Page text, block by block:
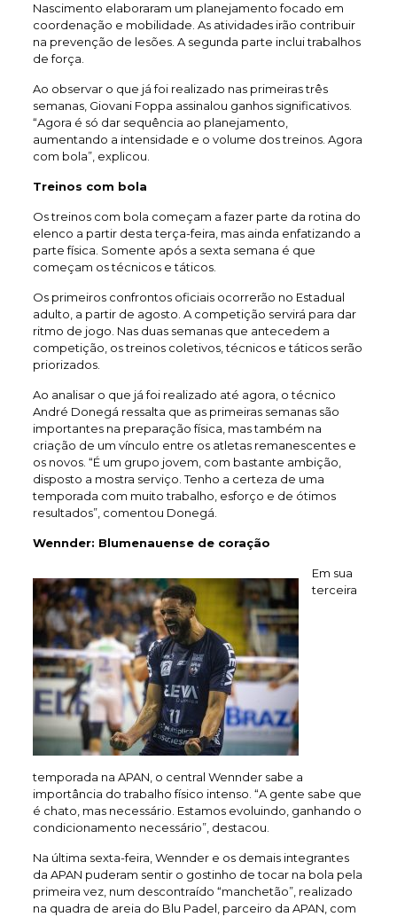
Nascimento elaboraram um planejamento focado em
coordenação e mobilidade. As atividades irão contribuir
na prevenção de lesões. A segunda parte inclui trabalhos
de força.
Ao observar o que já foi realizado nas primeiras três
semanas, Giovani Foppa assinalou ganhos significativos.
“Agora é só dar sequência ao planejamento,
aumentando a intensidade e o volume dos treinos. Agora
com bola”, explicou.
Treinos com bola
Os treinos com bola começam a fazer parte da rotina do
elenco a partir desta terça-feira, mas ainda enfatizando a
parte física. Somente após a sexta semana é que
começam os técnicos e táticos.
Os primeiros confrontos oficiais ocorrerão no Estadual
adulto, a partir de agosto. A competição servirá para dar
ritmo de jogo. Nas duas semanas que antecedem a
competição, os treinos coletivos, técnicos e táticos serão
priorizados.
Ao analisar o que já foi realizado até agora, o técnico
André Donegá ressalta que as primeiras semanas são
importantes na preparação física, mas também na
criação de um vínculo entre os atletas remanescentes e
os novos. “É um grupo jovem, com bastante ambição,
disposto a mostra serviço. Tenho a certeza de uma
temporada com muito trabalho, esforço e de ótimos
resultados”, comentou Donegá.
Wennder: Blumenauense de coração
Em sua
terceira
temporada na APAN, o central Wennder sabe a
importância do trabalho físico intenso. “A gente sabe que
é chato, mas necessário. Estamos evoluindo, ganhando o
condicionamento necessário”, destacou.
Na última sexta-feira, Wennder e os demais integrantes
da APAN puderam sentir o gostinho de tocar na bola pela
primeira vez, num descontraído “manchetão”, realizado
na quadra de areia do Blu Padel, parceiro da APAN, com